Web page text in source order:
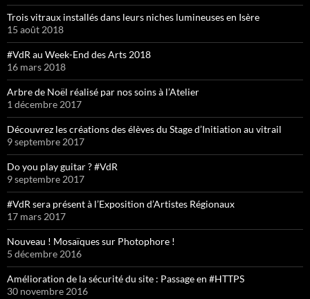
Trois vitraux installés dans leurs niches lumineuses en Isère
15 août 2018
#VdR au Week-End des Arts 2018
16 mars 2018
Arbre de Noël réalisé par nos soins à l’Atelier
1 décembre 2017
Découvrez les créations des élèves du Stage d’Initiation au vitrail
9 septembre 2017
Do you play guitar ? #VdR
9 septembre 2017
#VdR sera présent à l’Exposition d’Artistes Régionaux
17 mars 2017
Nouveau ! Mosaïques sur Photophore !
5 décembre 2016
Amélioration de la sécurité du site : Passage en #HTTPS
30 novembre 2016